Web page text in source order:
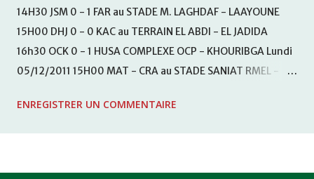
14H30 JSM 0 - 1 FAR au STADE M. LAGHDAF - LAAYOUNE
15H00 DHJ 0 - 0 KAC au TERRAIN EL ABDI - EL JADIDA
16h30 OCK 0 - 1 HUSA COMPLEXE OCP - KHOURIBGA Lundi
05/12/2011 15H00 MAT - CRA au STADE SANIAT RMEL -
KHEMISET Mardi 06/12/2011 15H00 WAF - OCS au
ENREGISTRER UN COMMENTAIRE